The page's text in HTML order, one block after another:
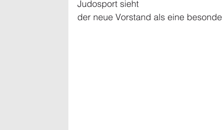
Judosport sieht
der neue Vorstand als eine